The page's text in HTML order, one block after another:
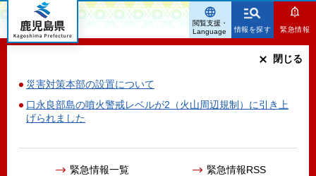
鹿児島県
情報を探す 緊急情報
災害対策本部の設置について
口永良部島の噴火警戒レベルが2（火山周辺規制）に引き上
げられました
緊急情報一覧 緊急情報RSS
閉じる
閲覧支援・
Language